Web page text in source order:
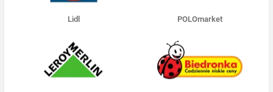
Lidl POLOmarket